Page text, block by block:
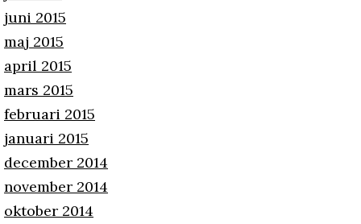
juni 2015
maj 2015
april 2015
mars 2015
februari 2015
januari 2015
december 2014
november 2014
oktober 2014